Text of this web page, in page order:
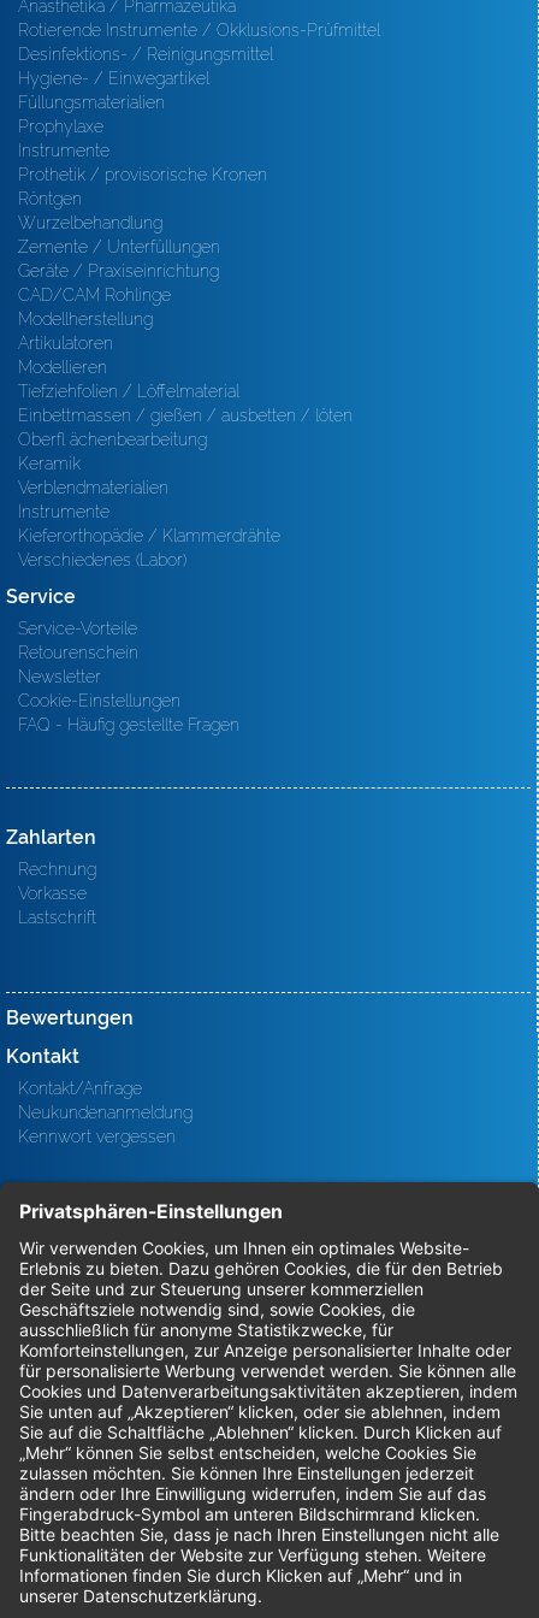
Anästhetika / Pharmazeutika
Rotierende Instrumente / Okklusions-Prüfmittel
Desinfektions- / Reinigungsmittel
Hygiene- / Einwegartikel
Füllungsmaterialien
Prophylaxe
Instrumente
Prothetik / provisorische Kronen
Röntgen
Wurzelbehandlung
Zemente / Unterfüllungen
Geräte / Praxiseinrichtung
CAD/CAM Rohlinge
Modellherstellung
Artikulatoren
Modellieren
Tiefziehfolien / Löffelmaterial
Einbettmassen / gießen / ausbetten / löten
Oberfl ächenbearbeitung
Keramik
Verblendmaterialien
Instrumente
Kieferorthopädie / Klammerdrähte
Verschiedenes (Labor)
Service
Service-Vorteile
Retourenschein
Newsletter
Cookie-Einstellungen
FAQ - Häufig gestellte Fragen
Zahlarten
Rechnung
Vorkasse
Lastschrift
Bewertungen
Kontakt
Kontakt/Anfrage
Neukundenanmeldung
Kennwort vergessen
Bestellungen
Sendung verfolgen
Geprüfter Shop